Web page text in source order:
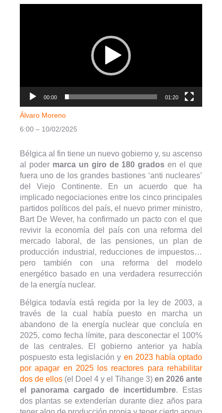
00:00 01:20
Álvaro Moreno
6:00 – 10/02/2025
Bélgica al fin tiene un nuevo gobierno y, su ascenso
al poder marca un giro de 180 gradosen el que
fuera uno de los grandes bastiones ‘anti nucleares’
del Viejo Continente. En un acuerdo que ha
implicado negociaciones entre los cinco principales
partidos políticos del país, el nuevo primer ministro,
Bart De Wever, ha confirmado un pacto con el que
revivir la economía del país con una reforma del
mercado laboral, de las pensiones, un plan de
producción industrial, reducciones de impuestos…
pero también con una reforma del modelo
energético basado en una verdadera resurrección
de la energía nuclear.
Bélgica todavía está regida por la ley de 2003, a
través de la cual había puesto en marcha un
abandono de la energía nuclear que concluía en
2025, como fecha límite, para desconectar el 100%
de las centrales. El gobierno anterior ya había
pospuesto esta legislación y en 2023 había optado
por apagar en 2025 los reactores para rehabilitar
dos de ellos (el Doel 4 y el Tihange 3) en 2026 ante
el panorama cargado de incertidumbre. Estas
dos plantas se extenderían durante diez años para